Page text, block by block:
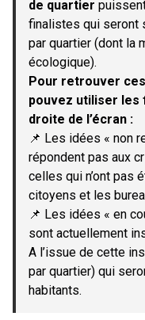
de quartier
finalistes qui seront
par quartier (dont la
écologique).
Pour retrouver
pouvez utiliser les
droite de l’écran :
📌 Les idées « non
répondent pas aux
celles qui n’ont pas
citoyens et les
📌 Les idées « en
sont actuellement
A l’issue de cette
par quartier) qui
habitants.